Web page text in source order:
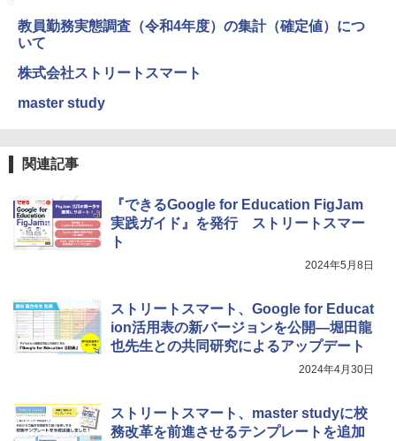
4
つかめ！理科ダマン 12 最強ロボット決
￥1,320
￥1,650
4
メカニックキット|子供向けの可動部品、
5 Fernrohr:実験用キャビネット
教員勤務実態調査（令和4年度）の集計（確定値）につ
いて
株式会社ストリートスマート
master study
関連記事
『できるGoogle for Education FigJam
実践ガイド』を発行 ストリートスマー
ト
2024年5月8日
ストリートスマート、Google for Educat
ion活用表の新バージョンを公開―堀田龍
也先生との共同研究によるアップデート
2024年4月30日
ストリートスマート、master studyに校
務改革を前進させるテンプレートを追加